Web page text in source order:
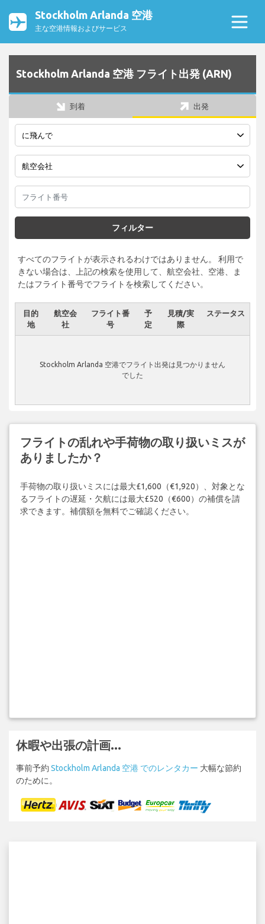
Stockholm Arlanda 空港
主な空港情報およびサービス
Stockholm Arlanda 空港 フライト出発 (ARN)
到着 出発
フィルター
すべてのフライトが表示されるわけではありません。 利用で
きない場合は、上記の検索を使用して、航空会社、空港、ま
たはフライト番号でフライトを検索してください。
目的
地
航空会
社
フライト番
号
予
定
見積/実
際
ステータス
Stockholm Arlanda 空港でフライト出発は見つかりません
でした
フライトの乱れや手荷物の取り扱いミスが
ありましたか？
手荷物の取り扱いミスには最大£1,600（€1,920）、対象とな
るフライトの遅延・欠航には最大£520（€600）の補償を請
求できます。補償額を無料でご確認ください。
休暇や出張の計画...
事前予約 Stockholm Arlanda 空港 でのレンタカー 大幅な節約
のために。